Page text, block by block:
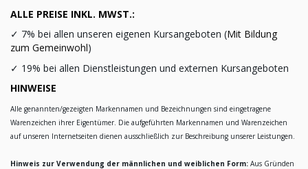
ALLE PREISE INKL. MWST.:
✓ 7% bei allen unseren eigenen Kursangeboten (Mit Bildung
zum Gemeinwohl)
✓ 19% bei allen Dienstleistungen und externen Kursangeboten
HINWEISE
Alle genannten/gezeigten Markennamen und Bezeichnungen sind eingetragene
Warenzeichen ihrer Eigentümer. Die aufgeführten Markennamen und Warenzeichen
auf unseren Internetseiten dienen ausschließlich zur Beschreibung unserer Leistungen.
Hinweis zur Verwendung der männlichen und weiblichen Form: Aus Gründen